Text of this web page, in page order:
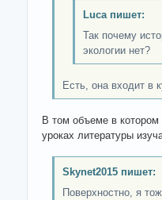
Luca пишет:
Так почему
экологии нет?
Есть, она входит в
В том объеме в
уроках литературы
Skynet2015 пишет:
Поверхностно, я